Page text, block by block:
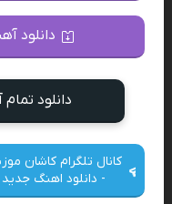
دانلود
دانلود
کانال تلگرام کاشان
- دانلود اهنگ جدید